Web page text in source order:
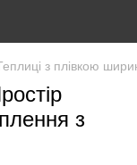
з плівкою
з